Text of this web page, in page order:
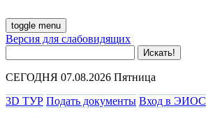
toggle menu
Версия для слабовидящих
СЕГОДНЯ 07.08.2026 Пятница
3D ТУР Подать документы Вход в ЭИОС